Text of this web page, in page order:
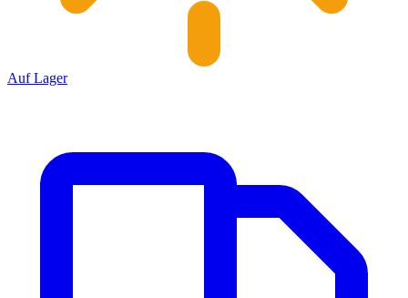
Auf Lager